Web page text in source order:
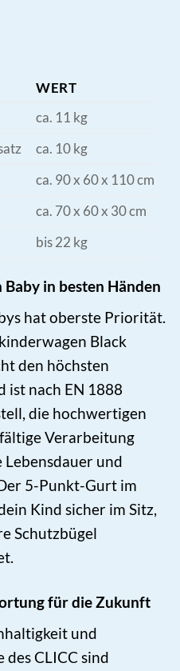
WERT
ca. 11 kg
ca. 10 kg
ca. 90 x 60 x 110 cm
ca. 70 x 60 x 30 cm
bis 22 kg
in besten Händen
hat oberste Priorität.
Black
den höchsten
ist nach EN 1888
die hochwertigen
Verarbeitung
und
5-Punkt-Gurt im
Kind sicher im Sitz,
Schutzbügel
für die Zukunft
und
CLICC sind